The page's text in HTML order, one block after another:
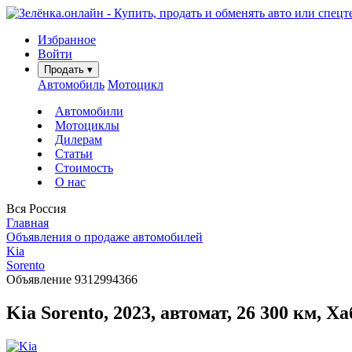
Избранное
Войти
Продать ▾
Автомобиль Мотоцикл
Автомобили
Мотоциклы
Дилерам
Статьи
Стоимость
О нас
Вся Россия
Главная
Объявления о продаже автомобилей
Kia
Sorento
Объявление 9312994366
Kia Sorento, 2023, автомат, 26 300 км,